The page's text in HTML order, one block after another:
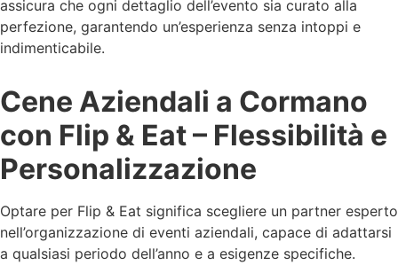
assicura che ogni dettaglio dell’evento sia curato alla
perfezione, garantendo un’esperienza senza intoppi e
indimenticabile.
Cene Aziendali a Cormano
con Flip & Eat – Flessibilità e
Personalizzazione
Optare per Flip & Eat significa scegliere un partner esperto
nell’organizzazione di eventi aziendali, capace di adattarsi
a qualsiasi periodo dell’anno e a esigenze specifiche.